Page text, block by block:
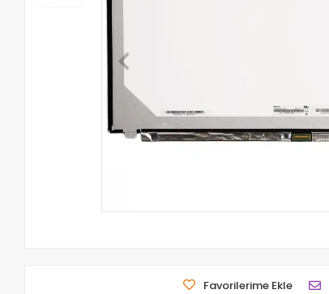
Favorilerime Ekle